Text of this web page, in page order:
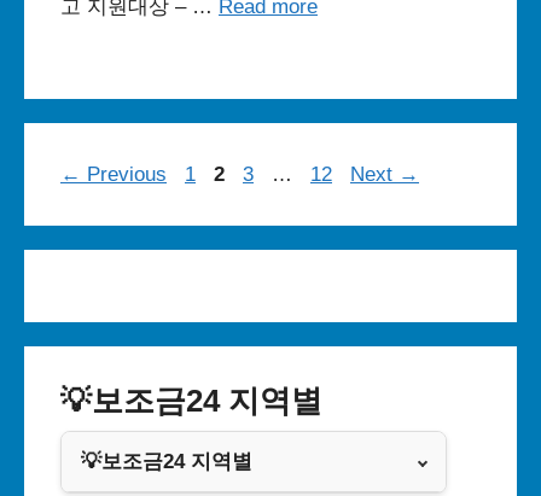
고 지원대상 – … Read more
← Previous Page
1 Page
2 Page
3 … Page
12 Next →
💡보조금24 지역별
💡보조금24 지역별